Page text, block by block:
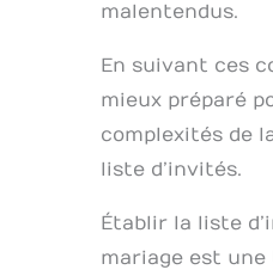
malentendus.
En suivant ces
mieux préparé
complexités de
liste d’invités.
Établir la liste
mariage est